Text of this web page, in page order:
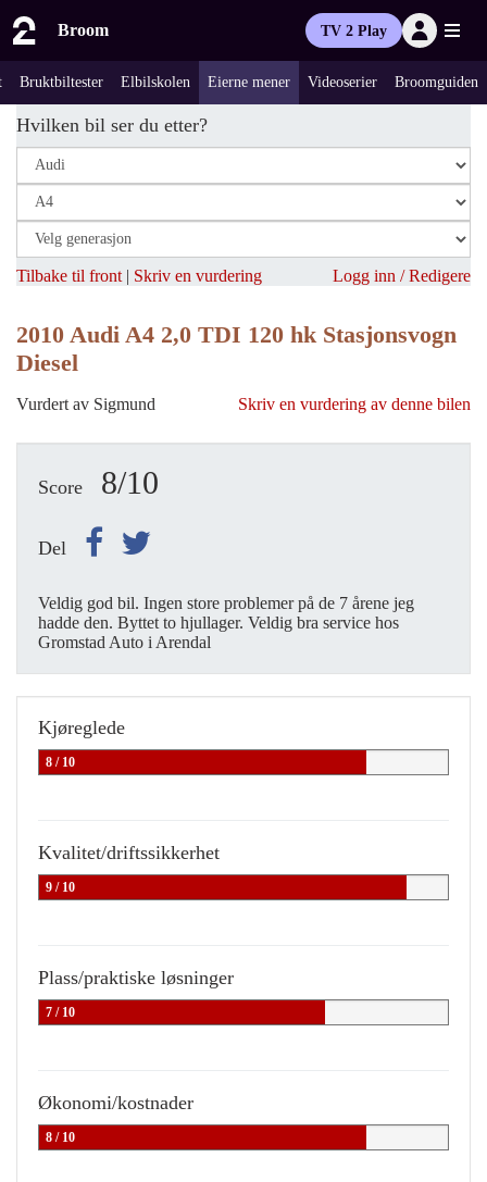
Broom TV 2 Play
Bruktbiltester Elbilskolen Eierne mener Videoserier Broomguiden
Hvilken bil ser du etter?
Tilbake til front | Skriv en vurdering Logg inn / Redigere
2010 Audi A4 2,0 TDI 120 hk Stasjonsvogn
Diesel
Vurdert av Sigmund Skriv en vurdering av denne bilen
Score 8/10
Del
Veldig god bil. Ingen store problemer på de 7 årene jeg
hadde den. Byttet to hjullager. Veldig bra service hos
Gromstad Auto i Arendal
Kjøreglede
8 / 10
Kvalitet/driftssikkerhet
9 / 10
Plass/praktiske løsninger
7 / 10
Økonomi/kostnader
8 / 10